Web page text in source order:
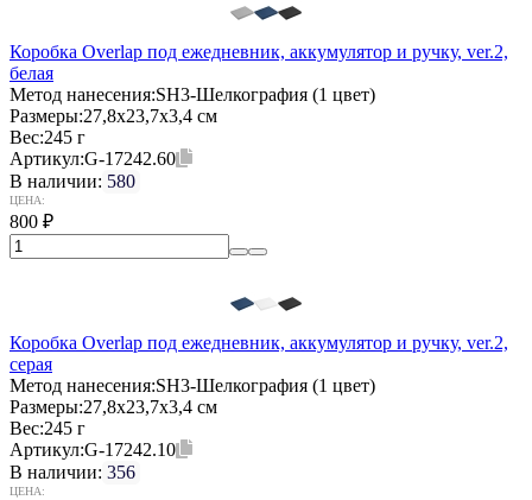
Коробка Overlap под ежедневник, аккумулятор и ручку, ver.2,
белая
Метод нанесения:SH3-Шелкография (1 цвет)
Размеры:27,8х23,7х3,4 см
Вес:245 г
Артикул:G-17242.60
В наличии: 580
ЦЕНА:
800 ₽
Коробка Overlap под ежедневник, аккумулятор и ручку, ver.2,
серая
Метод нанесения:SH3-Шелкография (1 цвет)
Размеры:27,8х23,7х3,4 см
Вес:245 г
Артикул:G-17242.10
В наличии: 356
ЦЕНА: